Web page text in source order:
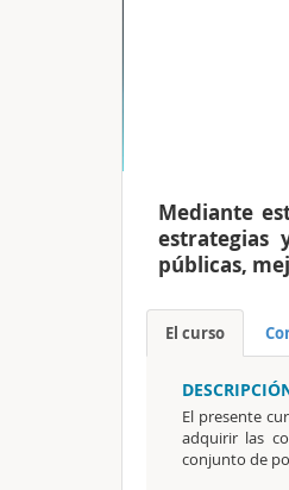
Mediante
estrategias
públicas,
El curso
El presente
adquirir las
conjunto de